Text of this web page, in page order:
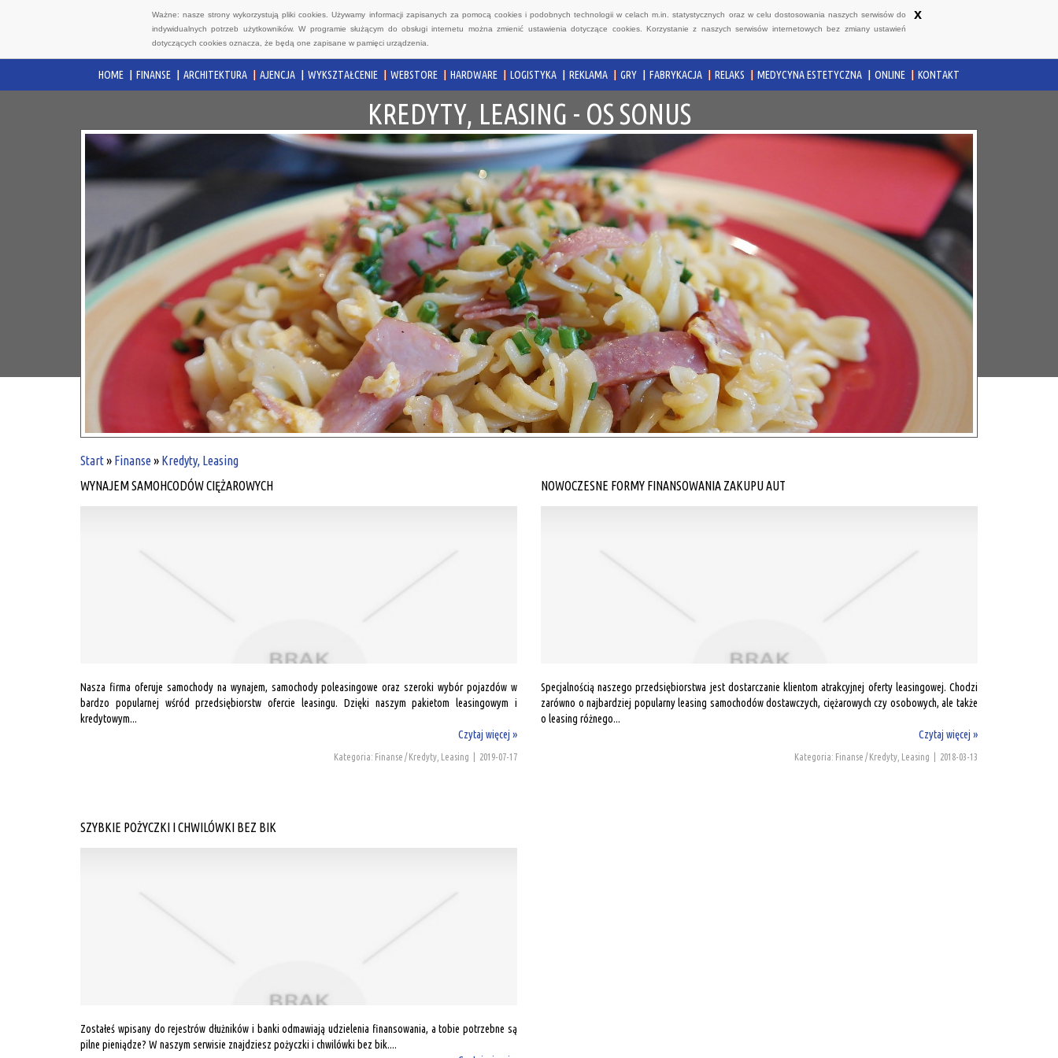
Ważne: nasze strony wykorzystują pliki cookies. Używamy informacji zapisanych za pomocą cookies i podobnych technologii w celach m.in. statystycznych oraz w celu dostosowania naszych serwisów do
indywidualnych potrzeb użytkowników. W programie służącym do obsługi internetu można zmienić ustawienia dotyczące cookies. Korzystanie z naszych serwisów internetowych bez zmiany ustawień
dotyczących cookies oznacza, że będą one zapisane w pamięci urządzenia.
x
HOME FINANSE ARCHITEKTURA AJENCJA WYKSZTAŁCENIE WEBSTORE HARDWARE LOGISTYKA REKLAMA GRY FABRYKACJA RELAKS MEDYCYNA ESTETYCZNA ONLINE KONTAKT
KREDYTY, LEASING - OS SONUS
Start» Finanse» Kredyty, Leasing
WYNAJEM SAMOHCODÓW CIĘŻAROWYCH
Nasza firma oferuje samochody na wynajem, samochody poleasingowe oraz szeroki wybór pojazdów w
bardzo popularnej wśród przedsiębiorstw ofercie leasingu. Dzięki naszym pakietom leasingowym i
kredytowym...
Czytaj więcej »
Kategoria: Finanse / Kredyty, Leasing 2019-07-17
NOWOCZESNE FORMY FINANSOWANIA ZAKUPU AUT
Specjalnością naszego przedsiębiorstwa jest dostarczanie klientom atrakcyjnej oferty leasingowej. Chodzi
zarówno o najbardziej popularny leasing samochodów dostawczych, ciężarowych czy osobowych, ale także
o leasing różnego...
Czytaj więcej »
Kategoria: Finanse / Kredyty, Leasing 2018-03-13
SZYBKIE POŻYCZKI I CHWILÓWKI BEZ BIK
Zostałeś wpisany do rejestrów dłużników i banki odmawiają udzielenia finansowania, a tobie potrzebne są
pilne pieniądze? W naszym serwisie znajdziesz pożyczki i chwilówki bez bik....